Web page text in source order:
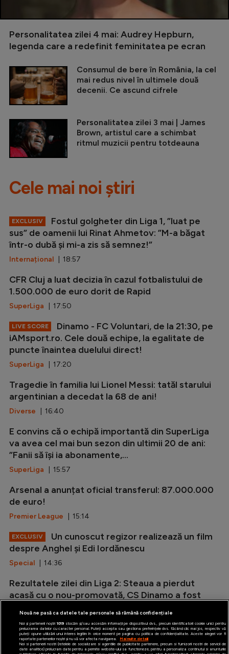
Personalitatea zilei 4 mai: Audrey Hepburn,
legenda care a redefinit feminitatea pe ecran
Consumul de bere în România, la cel
mai redus nivel în ultimele două
decenii. Ce ascund cifrele
Personalitatea zilei 3 mai | James
Brown, artistul care a schimbat
ritmul muzicii pentru totdeauna
Cele mai noi știri
EXCLUSIV
Fostul golgheter din Liga 1, ”luat pe
sus” de oamenii lui Rinat Ahmetov: ”M-a băgat
într-o dubă și mi-a zis să semnez!”
Internațional | 18:57
CFR Cluj a luat decizia în cazul fotbalistului de
1.500.000 de euro dorit de Rapid
SuperLiga | 17:50
LIVE SCORE
Dinamo - FC Voluntari, de la 21:30, pe
iAMsport.ro. Cele două echipe, la egalitate de
puncte înaintea duelului direct!
SuperLiga | 17:20
Tragedie în familia lui Lionel Messi: tatăl starului
argentinian a decedat la 68 de ani!
Diverse | 16:40
E convins că o echipă importantă din SuperLiga
va avea cel mai bun sezon din ultimii 20 de ani:
”Fanii să își ia abonamente,...
SuperLiga | 15:57
Arsenal a anunțat oficial transferul: 87.000.000
de euro!
Premier League | 15:14
EXCLUSIV
Un cunoscut regizor realizează un film
despre Anghel și Edi Iordănescu
Special | 14:36
Rezultatele zilei din Liga 2: Steaua a pierdut
acasă cu o nou-promovată, CS Dinamo a fost
Liga 2| 13:48
Nouă ne pasă ca datele tale personale să rămână confidențiale
Noi și partenerii noștri 1019stocăm și/sau accesăm informații pe dispozitivul dvs., precum identificatorii cookie unici pentru
prelucrarea datelor cu caracter personal. Puteți accepta sau gestiona preferințele dvs. făcând clic mai jos, respectiv vă
puteți opune utilizării unui interes legitim în orice moment pe pagina cu politica de confidențialitate. Aceste alegeri vor fi
raportate partenerilor noștri și nu vă vor afecta navigarea.
Mai multe detalii
Noi si partenerii nostri (retelele de socializare si agentiile de publicitate partenere, precum si furnizorii nostri de servicii de
date analitice) prelucram date pentru a permite website-ului sa functioneze, pentru a personaliza continutul si anunturile